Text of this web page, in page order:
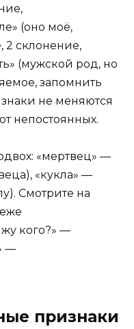
(оно моё,
2 склонение,
(мужской род, но
запомнить
не меняются
непостоянных.
«мертвец» —
«кукла» —
Смотрите на
кого?» —
—
признаки